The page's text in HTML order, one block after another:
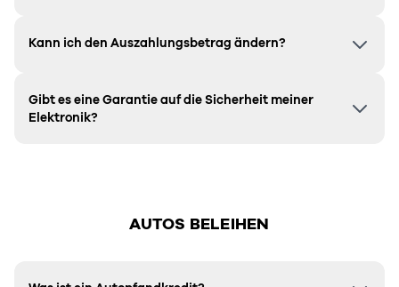
Kann ich den Auszahlungsbetrag ändern?
Gibt es eine Garantie auf die Sicherheit meiner
Elektronik?
AUTOS BELEIHEN